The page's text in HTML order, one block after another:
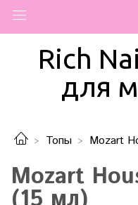
Rich
для
Топы Mozart
Mozart